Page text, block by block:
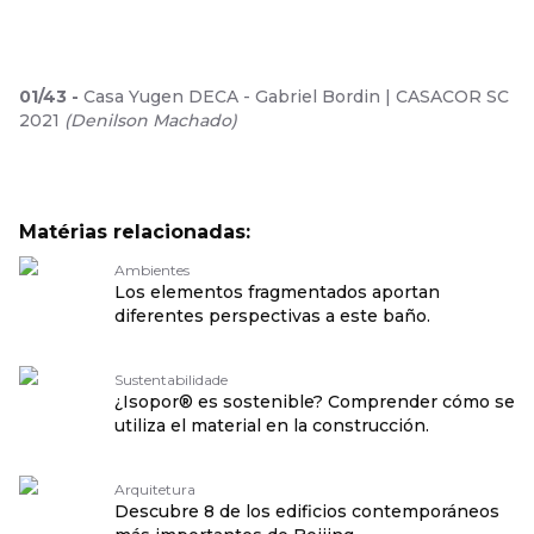
01/43 - Casa Yugen DECA - Gabriel Bordin | CASACOR SC
2021 (Denilson Machado)
Matérias relacionadas:
Ambientes
Los elementos fragmentados aportan
diferentes perspectivas a este baño.
Sustentabilidade
¿Isopor® es sostenible? Comprender cómo se
utiliza el material en la construcción.
Arquitetura
Descubre 8 de los edificios contemporáneos